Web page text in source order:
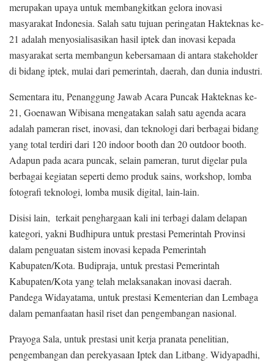
merupakan upaya untuk membangkitkan gelora inovasi
masyarakat Indonesia. Salah satu tujuan peringatan Hakteknas ke-
21 adalah menyosialisasikan hasil iptek dan inovasi kepada
masyarakat serta membangun kebersamaan di antara stakeholder
di bidang iptek, mulai dari pemerintah, daerah, dan dunia industri.
Sementara itu, Penanggung Jawab Acara Puncak Hakteknas ke-
21, Goenawan Wibisana mengatakan salah satu agenda acara
adalah pameran riset, inovasi, dan teknologi dari berbagai bidang
yang total terdiri dari 120 indoor booth dan 20 outdoor booth.
Adapun pada acara puncak, selain pameran, turut digelar pula
berbagai kegiatan seperti demo produk sains, workshop, lomba
fotografi teknologi, lomba musik digital, lain-lain.
Disisi lain, terkait penghargaan kali ini terbagi dalam delapan
kategori, yakni Budhipura untuk prestasi Pemerintah Provinsi
dalam penguatan sistem inovasi kepada Pemerintah
Kabupaten/Kota. Budipraja, untuk prestasi Pemerintah
Kabupaten/Kota yang telah melaksanakan inovasi daerah.
Pandega Widayatama, untuk prestasi Kementerian dan Lembaga
dalam pemanfaatan hasil riset dan pengembangan nasional.
Prayoga Sala, untuk prestasi unit kerja pranata penelitian,
pengembangan dan perekyasaan Iptek dan Litbang. Widyapadhi,